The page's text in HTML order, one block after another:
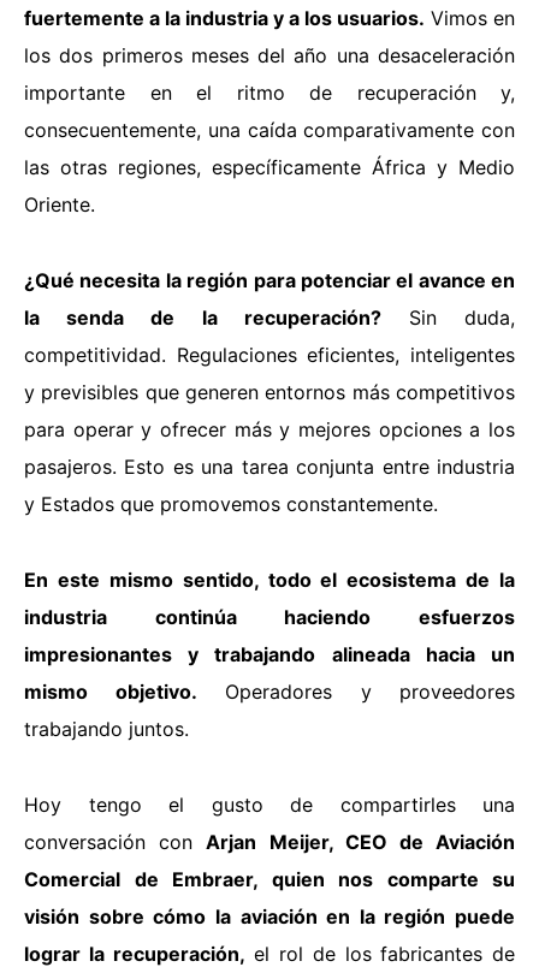
fuertemente a la industria y a los usuarios. Vimos en
los dos primeros meses del año una desaceleración
importante en el ritmo de recuperación y,
consecuentemente, una caída comparativamente con
las otras regiones, específicamente África y Medio
Oriente.
¿Qué necesita la región para potenciar el avance en
la senda de la recuperación?Sin duda,
competitividad. Regulaciones eficientes, inteligentes
y previsibles que generen entornos más competitivos
para operar y ofrecer más y mejores opciones a los
pasajeros. Esto es una tarea conjunta entre industria
y Estados que promovemos constantemente.
En este mismo sentido, todo el ecosistema de la
industria continúa haciendo esfuerzos
impresionantes y trabajando alineada hacia un
mismo objetivo. Operadores y proveedores
trabajando juntos.
Hoy tengo el gusto de compartirles una
conversación conArjan Meijer, CEO de Aviación
Comercial de Embraer, quien nos comparte su
visión sobre cómo la aviación en la región puede
lograr la recuperación, el rol de los fabricantes de